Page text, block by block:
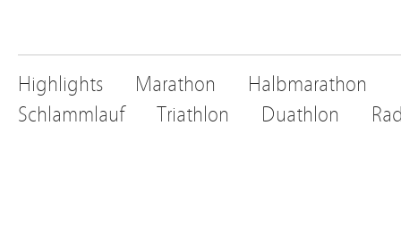
Highlights Marathon Halbmarathon
Schlammlauf
Triathlon Duathlon